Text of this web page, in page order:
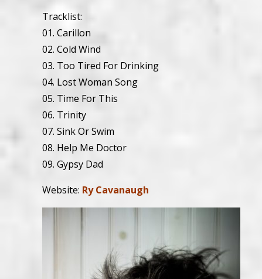
Tracklist:
01. Carillon
02. Cold Wind
03. Too Tired For Drinking
04. Lost Woman Song
05. Time For This
06. Trinity
07. Sink Or Swim
08. Help Me Doctor
09. Gypsy Dad
Website: Ry Cavanaugh